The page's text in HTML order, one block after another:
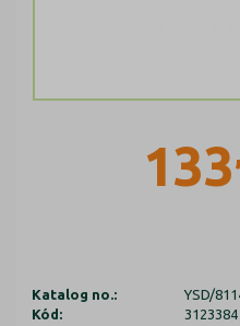
133
Katalog no.:
YSD/
Kód:
3123384